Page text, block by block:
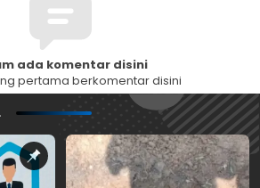
ada komentar disini
pertama berkomentar disini